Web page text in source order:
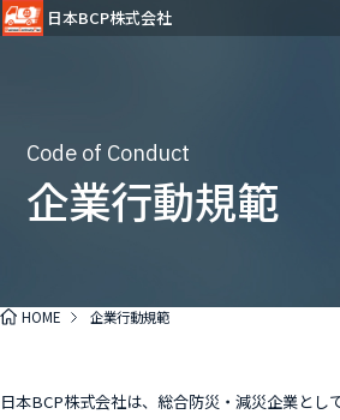
日本BCP株式会社
Code of Conduct
企業行動規範
HOME 企業行動規範
日本BCP株式会社は、総合防災・減災企業とし